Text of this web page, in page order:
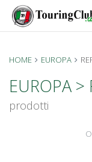
HOME EUROPA
EUROPA >
prodotti